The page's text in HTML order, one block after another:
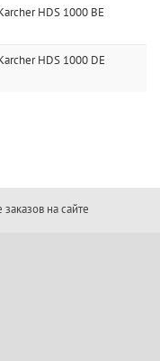
HDS 1000 BE
HDS 1000 DE
на сайте